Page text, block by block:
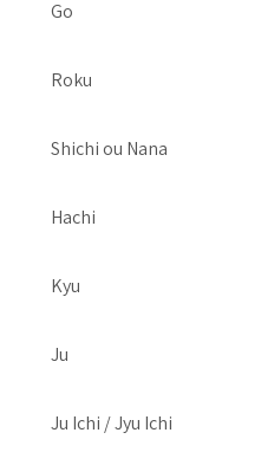
Go
Roku
Shichi ou Nana
Hachi
Kyu
Ju
Ju Ichi / Jyu Ichi